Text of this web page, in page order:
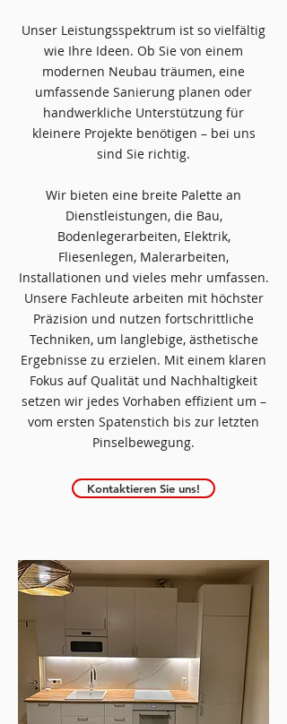
Unser Leistungsspektrum ist so vielfältig
wie Ihre Ideen. Ob Sie von einem
modernen Neubau träumen, eine
umfassende Sanierung planen oder
handwerkliche Unterstützung für
kleinere Projekte benötigen – bei uns
sind Sie richtig.
Wir bieten eine breite Palette an
Dienstleistungen, die Bau,
Bodenlegerarbeiten, Elektrik,
Fliesenlegen, Malerarbeiten,
Installationen und vieles mehr umfassen.
Unsere Fachleute arbeiten mit höchster
Präzision und nutzen fortschrittliche
Techniken, um langlebige, ästhetische
Ergebnisse zu erzielen. Mit einem klaren
Fokus auf Qualität und Nachhaltigkeit
setzen wir jedes Vorhaben effizient um –
vom ersten Spatenstich bis zur letzten
Pinselbewegung.
Kontaktieren Sie uns!